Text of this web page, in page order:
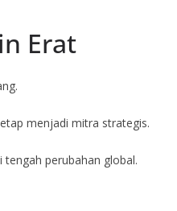
Erat
menjadi mitra strategis.
perubahan global.